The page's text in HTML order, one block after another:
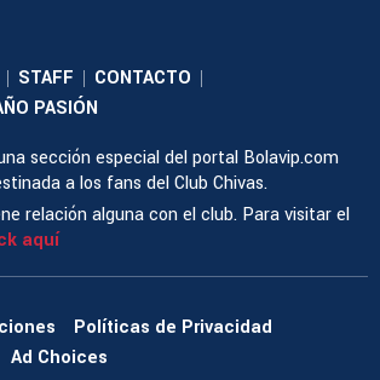
| STAFF | CONTACTO |
PASIÓN
sección especial del portal Bolavip.com
a los fans del Club Chivas.
relación alguna con el club. Para visitar el
aquí
Políticas de Privacidad
Ad Choices